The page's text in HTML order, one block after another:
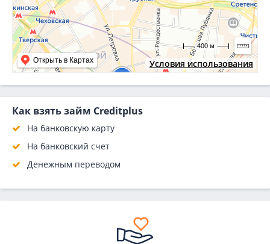
Условия использования
Открыть в Картах
400 м
Как взять займ Creditplus
На банковскую карту
На банковский счет
Денежным переводом